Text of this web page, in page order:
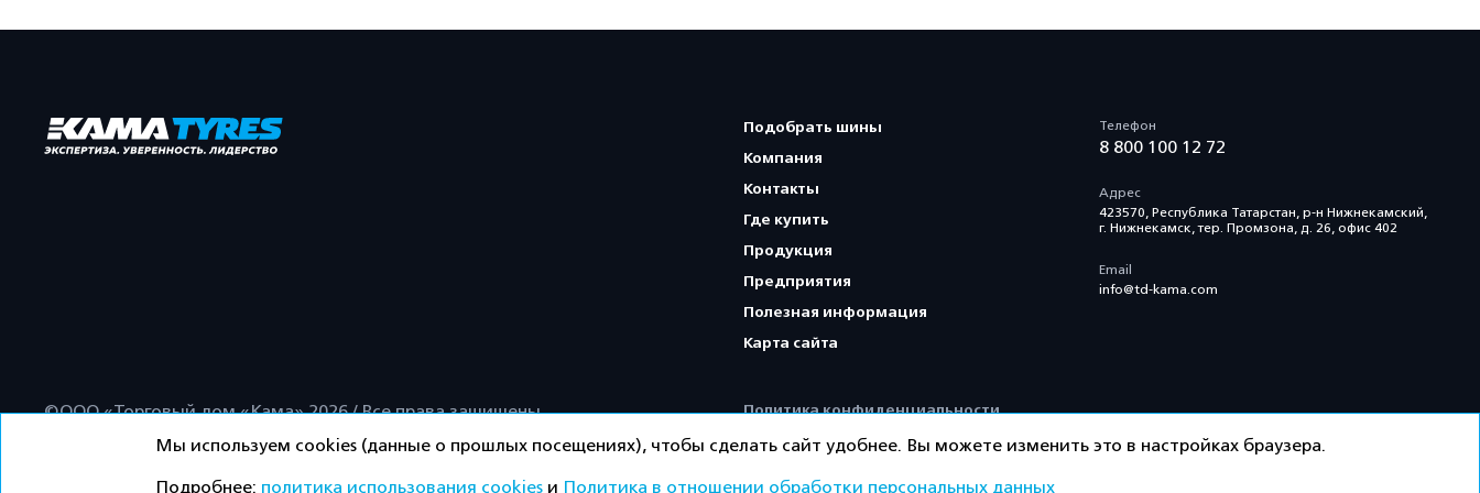
Подобрать шины
Компания
Контакты
Где купить
Продукция
Предприятия
Полезная информация
Карта сайта
Телефон
8 800 100 12 72
Адрес
423570, Республика Татарстан, р-н Нижнекамский,
г. Нижнекамск, тер. Промзона, д. 26, офис 402
Email
info@td-kama.com
©ООО «Торговый дом «Кама» 2026 / Все права защищены. Политика конфиденциальности
Мы используем cookies (данные о прошлых посещениях), чтобы сделать сайт удобнее. Вы можете изменить это в настройках браузера.
Подробнее: политика использования cookiesи Политика в отношении обработки персональных данных